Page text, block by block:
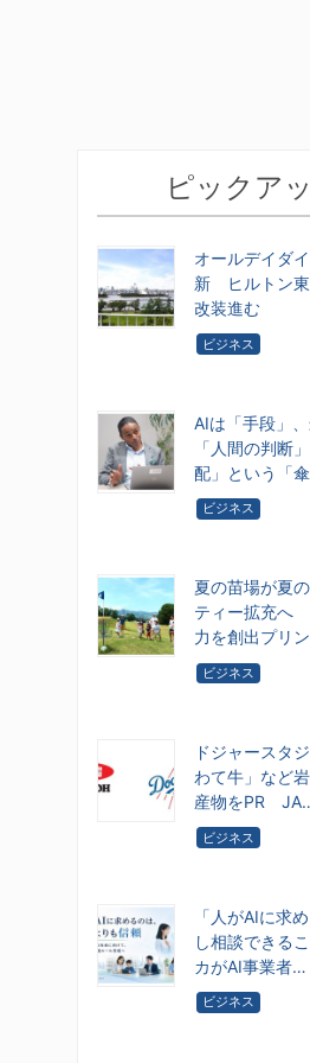
ピックア
オールデイダ
新 ヒルトン東
改装進む
ビジネス
AIは「手段」
「人間の判断
配」という「
ビジネス
夏の苗場が夏
ティー拡充へ
力を創出プリ
ビジネス
ドジャースタ
わて牛」など
産物をPR
ビジネス
「人がAIに求
し相談できる
カがAI事業者…
ビジネス